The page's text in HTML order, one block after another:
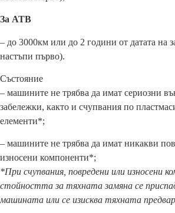
За АТВ
– до 3000км или до 2 години от датата на
настъпи първо).
Състояние
– машините не трябва да имат сериозни
забележки, както и счупвания по
елементи*;
– машините не трябва да имат никакви
износени компоненти*;
*При счупвания, повредени или износени
стойността за тяхната замяна се
машината или се изисква тяхната